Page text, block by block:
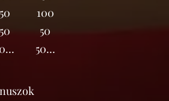
50
100
50
50
50…